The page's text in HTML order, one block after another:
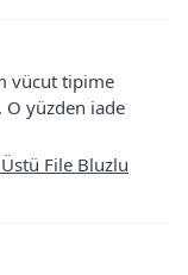
vücut tipime
O yüzden iade
File Bluzlu